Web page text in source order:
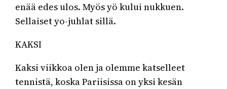
enää edes ulos. Myös yö kului nukkuen.
Sellaiset yo-juhlat sillä.
KAKSI
Kaksi viikkoa olen ja olemme katselleet
tennistä, koska Pariisissa on yksi kesän